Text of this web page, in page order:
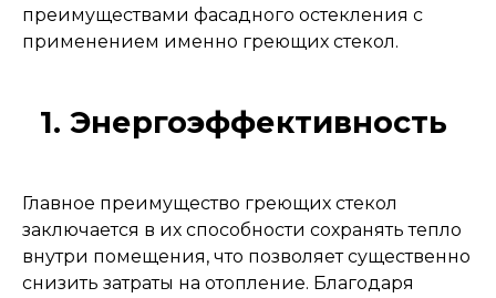
преимуществами фасадного остекления с
применением именно греющих стекол.
1. Энергоэффективность
Главное преимущество греющих стекол
заключается в их способности сохранять тепло
внутри помещения, что позволяет существенно
снизить затраты на отопление. Благодаря